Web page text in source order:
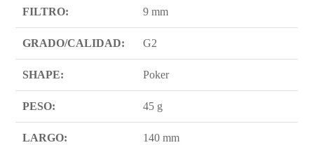
FILTRO: 9 mm
GRADO/CALIDAD: G2
SHAPE: Poker
PESO: 45 g
LARGO: 140 mm